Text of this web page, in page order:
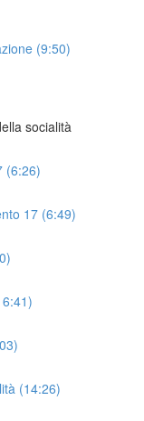
(9:50)
socialità
(6:26)
17 (6:49)
(14:26)